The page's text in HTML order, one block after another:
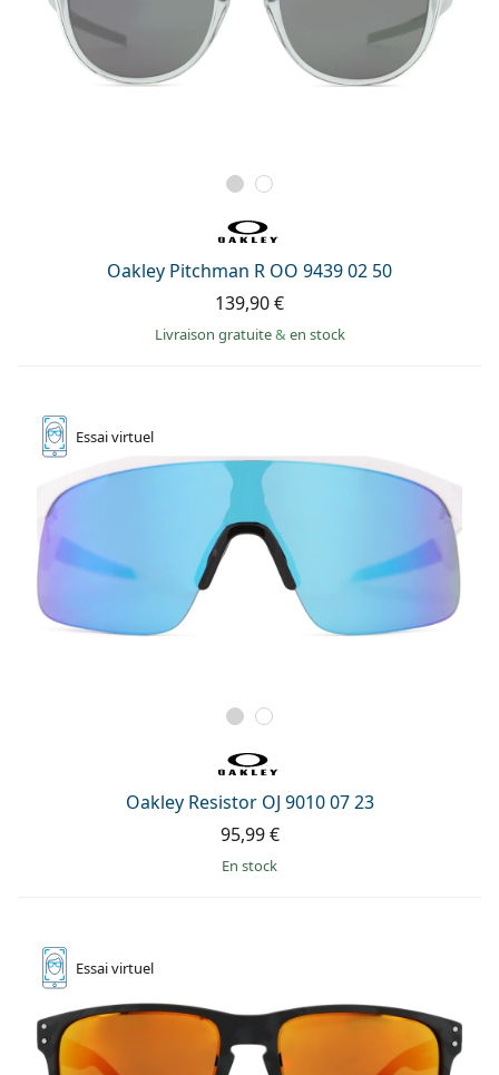
Oakley Pitchman R OO 9439 02 50
139,90 €
Livraison gratuite& en stock
Essaivirtuel
Oakley Resistor OJ 9010 07 23
95,99 €
en stock
Essaivirtuel